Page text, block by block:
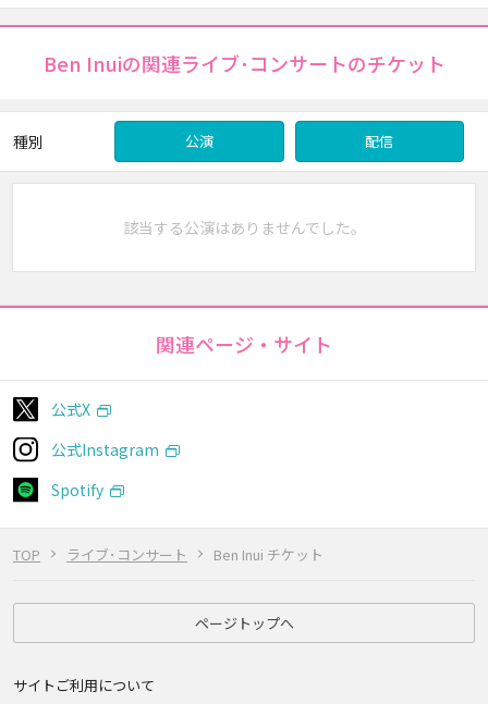
TOP ライブ･コンサート Ben Inui チケット
Ben Inuiの関連ライブ･コンサートのチケット
種別 公演 配信
該当する公演はありませんでした。
関連ページ・サイト
公式X
公式Instagram
Spotify
ページトップへ
サイトご利用について